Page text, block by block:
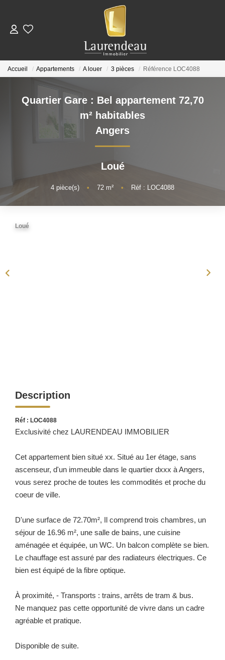
ACHETER
Nos Annonces De Location
Télécharger Le Dossier De Candidature Locataire
NOTRE ÉQUIPE
Accueil Appartements A louer 3 pièces Référence LOC4088
Quartier Gare : Bel appartement 72,70
m² habitables
Angers
Loué
4 pièce(s) • 72 m² • Réf : LOC4088
Loué
Description
Réf : LOC4088
Exclusivité chez LAURENDEAU IMMOBILIER
Cet appartement bien situé xx. Situé au 1er étage, sans
ascenseur, d'un immeuble dans le quartier dxxx à Angers,
vous serez proche de toutes les commodités et proche du
coeur de ville.
D'une surface de 72.70m², Il comprend trois chambres, un
séjour de 16.96 m², une salle de bains, une cuisine
aménagée et équipée, un WC. Un balcon complète se bien.
Le chauffage est assuré par des radiateurs électriques. Ce
bien est équipé de la fibre optique.
À proximité, - Transports : trains, arrêts de tram & bus.
Ne manquez pas cette opportunité de vivre dans un cadre
agréable et pratique.
Disponible de suite.